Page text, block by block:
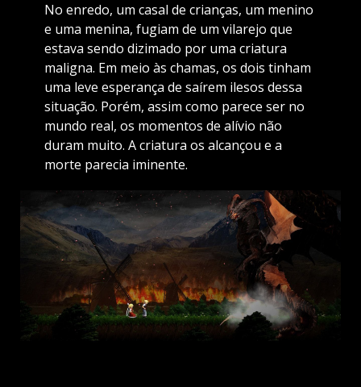
No enredo, um casal de crianças, um menino
e uma menina, fugiam de um vilarejo que
estava sendo dizimado por uma criatura
maligna. Em meio às chamas, os dois tinham
uma leve esperança de saírem ilesos dessa
situação. Porém, assim como parece ser no
mundo real, os momentos de alívio não
duram muito. A criatura os alcançou e a
morte parecia iminente.